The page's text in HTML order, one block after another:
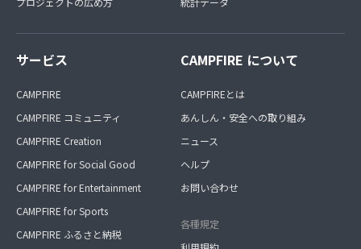
サービス
CAMPFIRE
CAMPFIRE コミュニティ
CAMPFIRE Creation
CAMPFIRE for Social Good
CAMPFIRE for Entertainment
CAMPFIRE for Sports
CAMPFIRE ふるさと納税
CAMPFIRE について
CAMPFIREとは
あんしん・安全への取り組み
ニュース
ヘルプ
お問い合わせ
各種規定